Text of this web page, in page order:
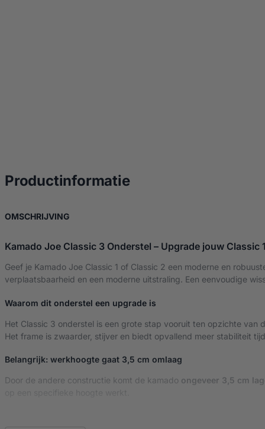
Productinformatieover Kamado Joe
OMSCHRIJVING
Kamado Joe Classic 3 Onderstel – Upgrade jouw Classic
Geef je Kamado Joe Classic 1 of Classic 2 een moderne en
verplaatsbaarheid en een moderne uitstraling. Een eenvoudige
Waarom dit onderstel een upgrade is
Het Classic 3 onderstel is een grote stap vooruit ten opzichte van
Het frame is zwaarder, stijver en biedt opvallend meer stabiliteit
Belangrijk: werkhoogte gaat 3,5 cm omlaag
Door de andere constructie komt de kamado ongeveer 3,5 cm